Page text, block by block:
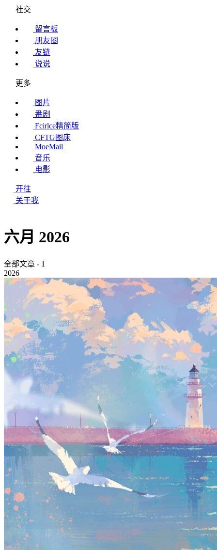
社交
留言板
朋友圈
友链
说说
更多
图片
番剧
Fcirlce精简版
CFTG图床
MoeMail
音乐
电影
开往
关于我
六月 2026
全部文章 - 1
2026